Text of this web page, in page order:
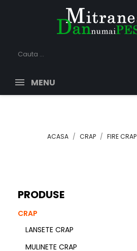
MENU
ACASA CRAP FIRE CRAP
PRODUSE
CRAP
LANSETE CRAP
MULINETE CRAP